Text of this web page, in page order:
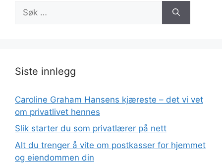
etter:
Siste innlegg
Caroline Graham Hansens kjæreste – det vi vet
om privatlivet hennes
Slik starter du som privatlærer på nett
Alt du trenger å vite om postkasser for hjemmet
og eiendommen din